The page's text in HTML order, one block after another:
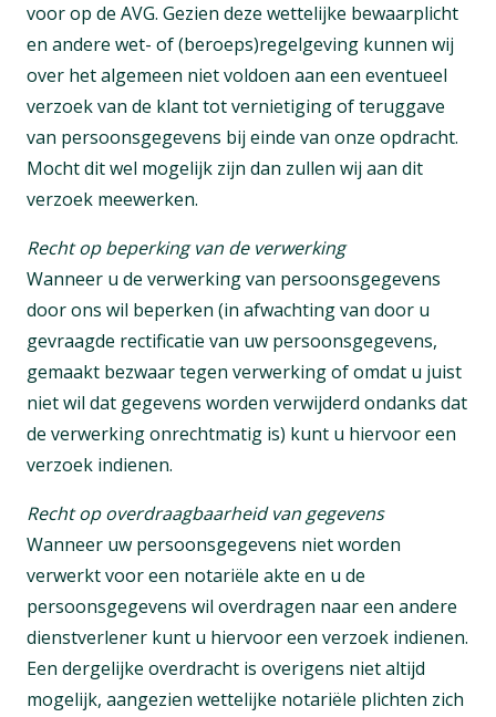
voor op de AVG. Gezien deze wettelijke bewaarplicht
en andere wet- of (beroeps)regelgeving kunnen wij
over het algemeen niet voldoen aan een eventueel
verzoek van de klant tot vernietiging of teruggave
van persoonsgegevens bij einde van onze opdracht.
Mocht dit wel mogelijk zijn dan zullen wij aan dit
verzoek meewerken.
Recht op beperking van de verwerking
Wanneer u de verwerking van persoonsgegevens
door ons wil beperken (in afwachting van door u
gevraagde rectificatie van uw persoonsgegevens,
gemaakt bezwaar tegen verwerking of omdat u juist
niet wil dat gegevens worden verwijderd ondanks dat
de verwerking onrechtmatig is) kunt u hiervoor een
verzoek indienen.
Recht op overdraagbaarheid van gegevens
Wanneer uw persoonsgegevens niet worden
verwerkt voor een notariële akte en u de
persoonsgegevens wil overdragen naar een andere
dienstverlener kunt u hiervoor een verzoek indienen.
Een dergelijke overdracht is overigens niet altijd
mogelijk, aangezien wettelijke notariële plichten zich